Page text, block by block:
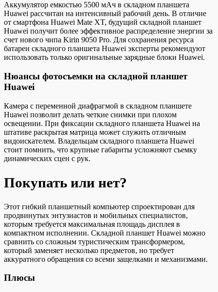
Аккумулятор емкостью 5500 мАч в складном планшета
Huawei рассчитан на интенсивный рабочий день. В отличие
от смартфона Huawei Mate XT, будущий складной планшет
Huawei получит более эффективное распределение энергии за
счет нового чипа Kirin 9050 Pro. Для сохранения ресурса
батареи складного планшета Huawei эксперты рекомендуют
использовать только оригинальные зарядные блоки Huawei.
Нюансы фотосъемки на складной планшет
Huawei
Камера с переменной диафрагмой в складном планшете
Huawei позволит делать четкие снимки при плохом
освещении. При фиксации складного планшета Huawei на
штативе раскрытая матрица может служить отличным
видоискателем. Владельцам складного планшета Huawei
стоит помнить, что крупные габариты усложняют съемку
динамических сцен с рук.
Покупать или нет?
Этот гибкий планшетный компьютер спроектирован для
продвинутых энтузиастов и мобильных специалистов,
которым требуется максимальная площадь дисплея в
компактном исполнении. Складной планшет Huawei можно
сравнить со сложным туристическим трансформером,
который заменяет несколько предметов, но требует
аккуратного обращения со всеми защелками и механизмами.
Плюсы